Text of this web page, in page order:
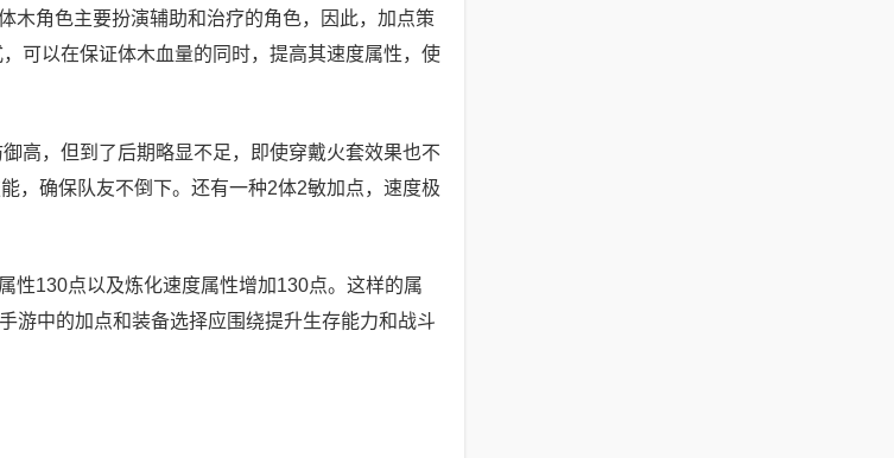
木角色主要扮演辅助和治疗的角色，因此，加点策
可以在保证体木血量的同时，提高其速度属性，使
高，但到了后期略显不足，即使穿戴火套效果也不
，确保队友不倒下。还有一种2体2敏加点，速度极
性130点以及炼化速度属性增加130点。这样的属
游中的加点和装备选择应围绕提升生存能力和战斗